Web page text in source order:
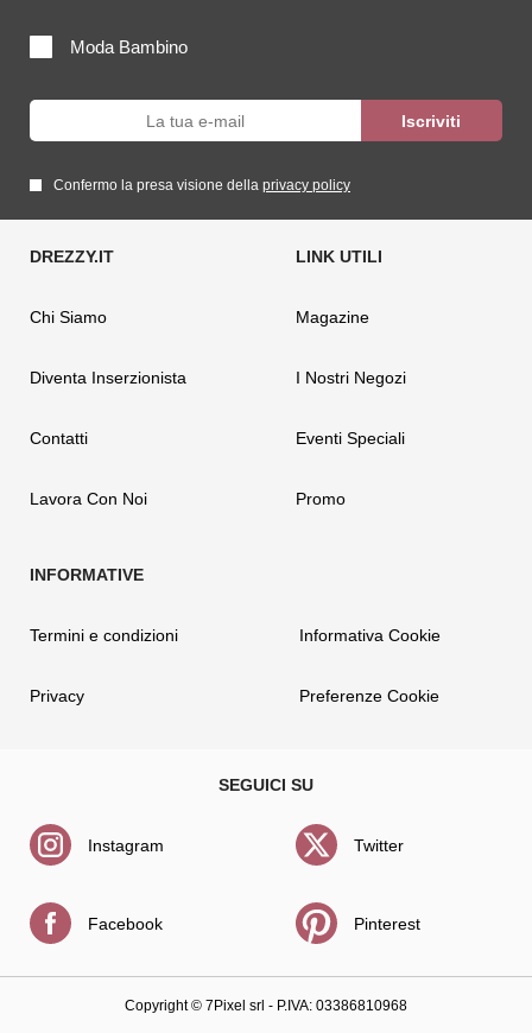
Moda Bambino
Confermo la presa visione della privacy policy
Chi Siamo
Diventa Inserzionista
Contatti
Lavora Con Noi
Magazine
I Nostri Negozi
Eventi Speciali
Promo
Termini e condizioni
Privacy
Informativa Cookie
Preferenze Cookie
Instagram
Facebook
Twitter
Pinterest
Copyright © 7Pixel srl - P.IVA: 03386810968